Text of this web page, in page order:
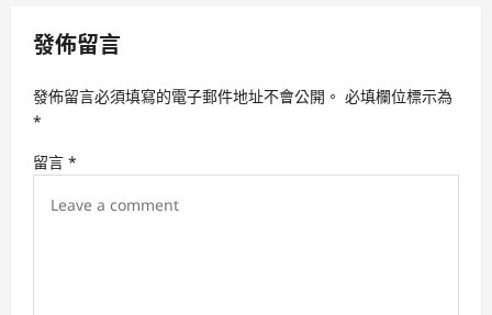
i
a
t
i
發佈留言
發佈留言必須填寫的電子郵件地址不會公開。 必填欄位標示為
*
留言 *